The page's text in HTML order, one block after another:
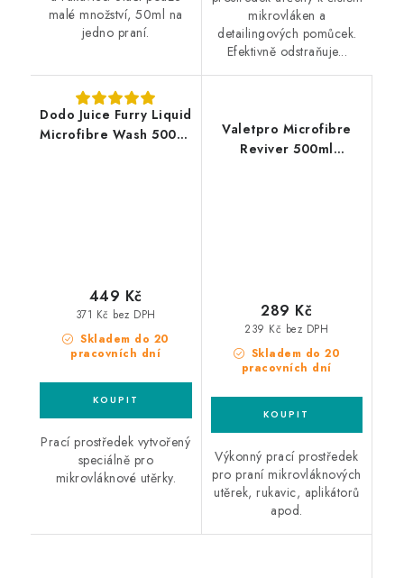
malé množství, 50ml na
jedno praní.
mikrovláken a
detailingových pomůcek.
Efektivně odstraňuje...
Dodo Juice Furry Liquid
Microfibre Wash 500ml
Skladem do 20
pracovních dní
371 Kč bez DPH
449 Kč
Prací prostředek vytvořený
speciálně pro
mikrovláknové utěrky.
Valetpro Microfibre
Reviver 500ml
Skladem do 20
pracovních dní
239 Kč bez DPH
289 Kč
Výkonný prací prostředek
pro praní mikrovláknových
utěrek, rukavic, aplikátorů
apod.